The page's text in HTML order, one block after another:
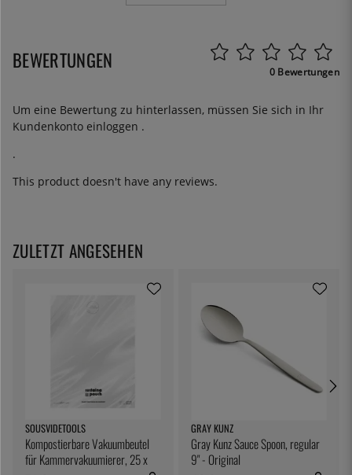
BEWERTUNGEN 0 Bewertungen
Um eine Bewertung zu hinterlassen, müssen Sie sich in Ihr
Kundenkonto einloggen .
.
This product doesn't have any reviews.
ZULETZT ANGESEHEN
SOUSVIDETOOLS
Kompostierbare Vakuumbeutel
für Kammervakuumierer, 25 x
GRAY KUNZ
Gray Kunz Sauce Spoon, regular
9" - Original